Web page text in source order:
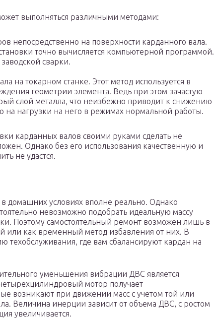
выполняться различными методами:
непосредственно на поверхности карданного вала.
точно вычисляется компьютерной программой.
сварки.
на токарном станке. Этот метод используется в
геометрии элемента. Ведь при этом зачастую
слой металла, что неизбежно приводит к снижению
на нагрузки на него в режимах нормальной работы.
карданных валов своими руками сделать не
Однако без его использования качественную и
не удастся.
домашних условиях вполне реально. Однако
невозможно подобрать идеальную массу
Поэтому самостоятельный ремонт возможен лишь в
или как временный метод избавления от них. В
техобслуживания, где вам сбалансируют кардан на
уменьшения вибрации ДВС является
мотор получает
возникают при движении масс с учетом той или
Величина инерции зависит от объема ДВС, с ростом
увеличивается.